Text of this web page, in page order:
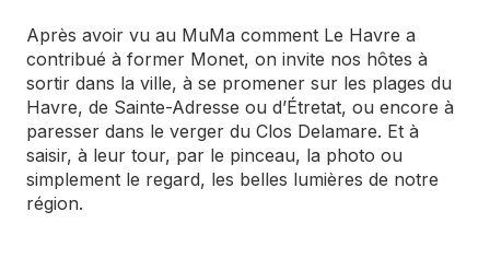
Après avoir vu au MuMa comment Le Havre a
contribué à former Monet, on invite nos hôtes à
sortir dans la ville, à se promener sur les plages du
Havre, de Sainte-Adresse ou d’Étretat, ou encore à
paresser dans le verger du Clos Delamare. Et à
saisir, à leur tour, par le pinceau, la photo ou
simplement le regard, les belles lumières de notre
région.